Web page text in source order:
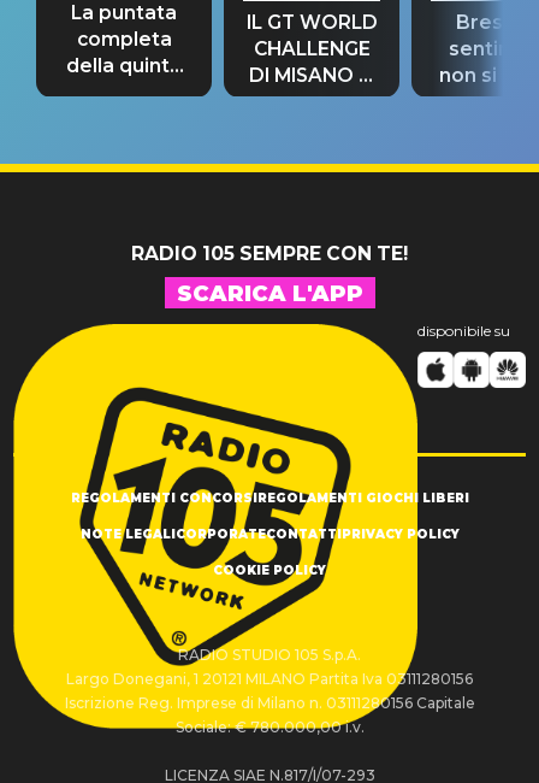
La puntata
completa
della quinta
tappa
IL GT WORLD
CHALLENGE
DI MISANO si
riconferma
Bresh:
non si
fino alla
RADIO 105 SEMPRE CON TE!
SCARICA L'APP
disponibile su
REGOLAMENTI CONCORSIREGOLAMENTI GIOCHI LIBERI
NOTE LEGALICORPORATECONTATTIPRIVACY POLICY
COOKIE POLICY
RADIO STUDIO 105 S.p.A.
Largo Donegani, 1 20121 MILANO Partita Iva 03111280156
Iscrizione Reg. Imprese di Milano n. 03111280156 Capitale
Sociale: € 780.000,00 i.v.
LICENZA SIAE N.817/I/07-293